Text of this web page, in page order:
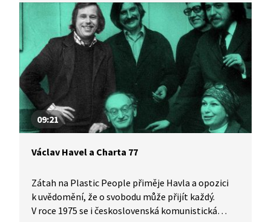
Lidu a demonstraci proti potlačování lidských
a dětských práv. Z hlediska práva nejsou ani děti
samy a bezmocné!
09:21
Václav Havel a Charta 77
Zátah na Plastic People přiměje Havla a opozici
k uvědomění, že o svobodu může přijít každý.
V roce 1975 se i československá komunistická